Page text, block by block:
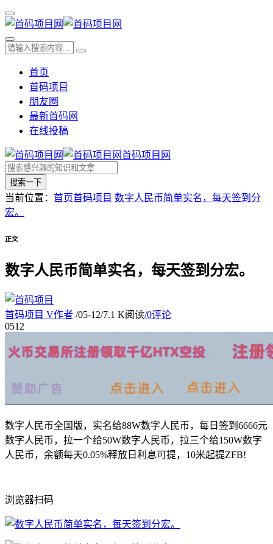
首页
首码项目
朋友圈
最新首码网
在线投稿
首码项目网
搜索一下
当前位置： 首页首码项目 数字人民币简单实名，每天签到分
宏。
正文
数字人民币简单实名，每天签到分宏。
首码项目 V作者 /05-12/7.1 K阅读/0评论
0512
数字人民币全国版，实名给88W数字人民币，每日签到6666元
数字人民币，拉一个给50W数字人民币，拉三个给150W数字
人民币，余额每天0.05%释放日利息可提，10米起提ZFB!
浏览器扫码